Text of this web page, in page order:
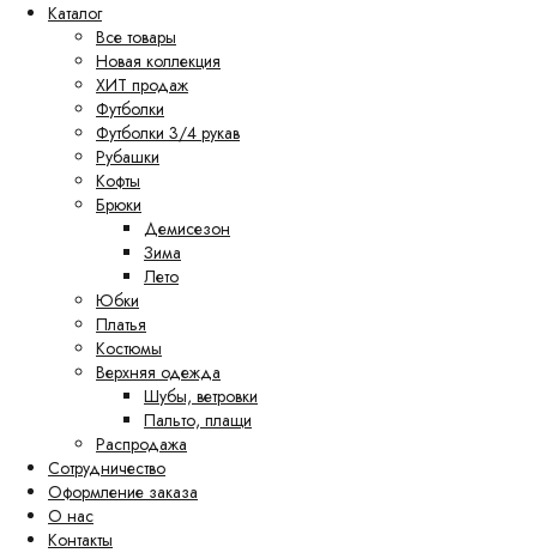
Каталог
Все товары
Новая коллекция
ХИТ продаж
Футболки
Футболки 3/4 рукав
Рубашки
Кофты
Брюки
Демисезон
Зима
Лето
Юбки
Платья
Костюмы
Верхняя одежда
Шубы, ветровки
Пальто, плащи
Распродажа
Сотрудничество
Оформление заказа
О нас
Контакты